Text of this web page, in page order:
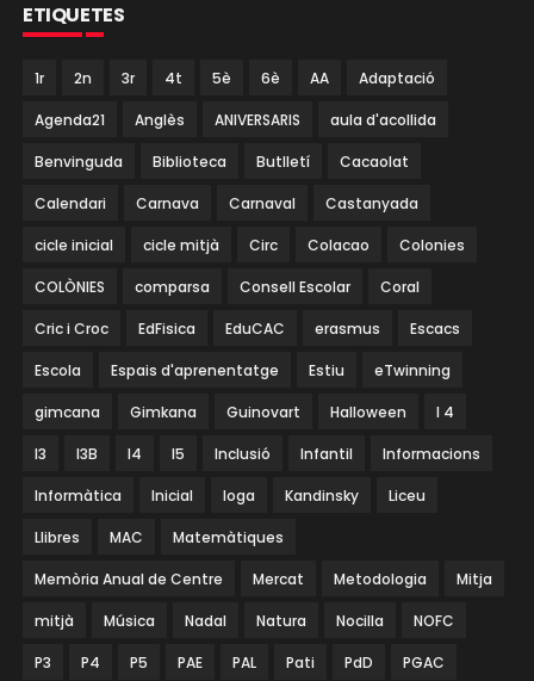
ETIQUETES
1r 2n 3r 4t 5è 6è AA Adaptació
Agenda21 Anglès ANIVERSARIS aula d'acollida
Benvinguda Biblioteca Butlletí Cacaolat
Calendari Carnava Carnaval Castanyada
cicle inicial cicle mitjà Circ Colacao Colonies
COLÒNIES comparsa Consell Escolar Coral
Cric i Croc EdFisica EduCAC erasmus Escacs
Escola Espais d'aprenentatge Estiu eTwinning
gimcana Gimkana Guinovart Halloween I 4
I3 I3B I4 I5 Inclusió Infantil Informacions
Informàtica Inicial Ioga Kandinsky Liceu
Llibres MAC Matemàtiques
Memòria Anual de Centre Mercat Metodologia Mitja
mitjà Música Nadal Natura Nocilla NOFC
P3 P4 P5 PAE PAL Pati PdD PGAC